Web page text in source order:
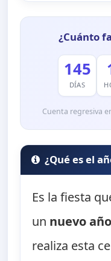
¿Cuánto
145
DÍAS
Cuenta regresiva
¿Qué es el
Es la fiesta
un nuevo año
realiza esta